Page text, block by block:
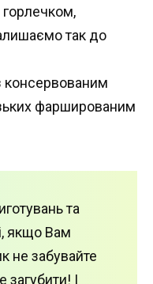
так до
консервованим
фаршированим
та
якщо Вам
не забувайте
загубити! І